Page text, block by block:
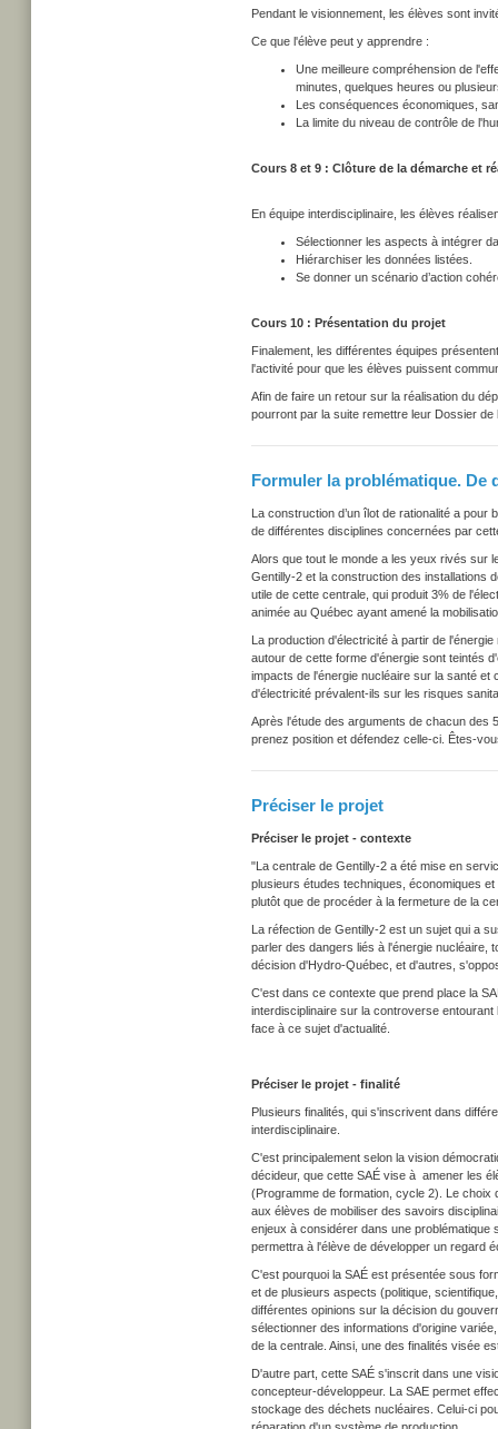
Pendant le visionnement, les élèves sont
Ce que l'élève peut y apprendre :
Une meilleure compréhension de
minutes, quelques heures ou
Les conséquences économiques,
La limite du niveau de contrôle de
Cours 8 et 9 : Clôture de la démarche et
En équipe interdisciplinaire, les élèves
Sélectionner les aspects à intégrer
Hiérarchiser les données listées.
Se donner un scénario d’action
Cours 10 : Présentation du projet
Finalement, les différentes équipes
l'activité pour que les élèves puissent
Afin de faire un retour sur la réalisation du
pourront par la suite remettre leur Dossier
Formuler la problématique. De
La construction d’un îlot de rationalité a
de différentes disciplines concernées par
Alors que tout le monde a les yeux rivés sur
Gentilly-2 et la construction des installations
utile de cette centrale, qui produit 3% de
animée au Québec ayant amené la
La production d'électricité à partir de
autour de cette forme d'énergie sont teintés
impacts de l'énergie nucléaire sur la santé
d'électricité prévalent-ils sur les risques
Après l'étude des arguments de chacun des
prenez position et défendez celle-ci. Êtes-
Préciser le projet
Préciser le projet - contexte
"La centrale de Gentilly-2 a été mise en
plusieurs études techniques, économiques
plutôt que de procéder à la fermeture de la
La réfection de Gentilly-2 est un sujet qui a
parler des dangers liés à l'énergie nucléaire,
décision d'Hydro-Québec, et d'autres,
C'est dans ce contexte que prend place la
interdisciplinaire sur la controverse
face à ce sujet d'actualité.
Préciser le projet - finalité
Plusieurs finalités, qui s'inscrivent dans
interdisciplinaire.
C'est principalement selon la vision
décideur, que cette SAÉ vise à amener les
(Programme de formation, cycle 2). Le choix
aux élèves de mobiliser des savoirs
enjeux à considérer dans une
permettra à l'élève de développer un regard
C'est pourquoi la SAÉ est présentée sous
et de plusieurs aspects (politique,
différentes opinions sur la décision du
sélectionner des informations d'origine
de la centrale. Ainsi, une des finalités visée
D'autre part, cette SAÉ s'inscrit dans une
concepteur-développeur. La SAE permet
stockage des déchets nucléaires. Celui-ci